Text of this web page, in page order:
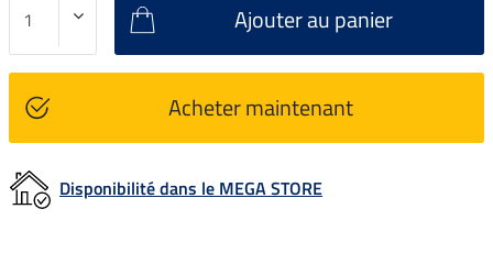
Ajouter au panier
Acheter maintenant
Disponibilité dans le MEGA STORE